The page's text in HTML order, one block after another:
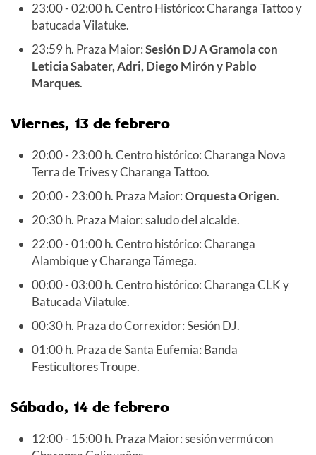
23:00 - 02:00 h. Centro Histórico: Charanga Tattoo y
batucada Vilatuke.
23:59 h. Praza Maior:Sesión DJ A Gramola con
Leticia Sabater, Adri, Diego Mirón y Pablo
Marques.
Viernes, 13 de febrero
20:00 - 23:00 h. Centro histórico: Charanga Nova
Terra de Trives y Charanga Tattoo.
20:00 - 23:00 h. Praza Maior:Orquesta Origen.
20:30 h. Praza Maior: saludo del alcalde.
22:00 - 01:00 h. Centro histórico: Charanga
Alambique y Charanga Támega.
00:00 - 03:00 h. Centro histórico: Charanga CLK y
Batucada Vilatuke.
00:30 h. Praza do Correxidor: Sesión DJ.
01:00 h. Praza de Santa Eufemia: Banda
Festicultores Troupe.
Sábado, 14 de febrero
12:00 - 15:00 h. Praza Maior: sesión vermú con